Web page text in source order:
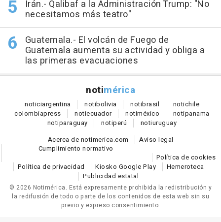
Irán.- Qalibaf a la Administración Trump: "No
necesitamos más teatro"
Guatemala.- El volcán de Fuego de
Guatemala aumenta su actividad y obliga a
las primeras evacuaciones
notimérica
noticiargentina notibolivia notibrasil notichile
colombiapress notiecuador notiméxico notipanama
notiparaguay notiperú notiuruguay
Acerca de notimerica.com
Aviso legal
Cumplimiento normativo
Política de cookies
Política de privacidad
Kiosko Google Play
Hemeroteca
Publicidad estatal
© 2026 Notimérica. Está expresamente prohibida la redistribución y
la redifusión de todo o parte de los contenidos de esta web sin su
previo y expreso consentimiento.